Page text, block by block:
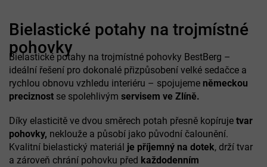
Bielastické potahy na trojmístné
pohovky
Bielastické potahy na trojmístné pohovky BestBerg –
ideální řešení pro dokonalé přizpůsobení velké sedačce a
rychlou obnovu vzhledu interiéru – spojujeme německou
preciznost se spolehlivým servisem ve Zlíně.
Díky elasticitě ve dvou směrech potah přesně kopíruje tvar
pohovky, neklouže a působí jako původní čalounění.
Kvalitní bielastický materiál je příjemný na dotek, drží tvar
a zároveň chrání pohovku před každodenním